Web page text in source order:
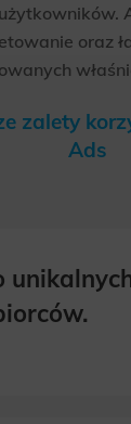
oraz
zalety
Ads